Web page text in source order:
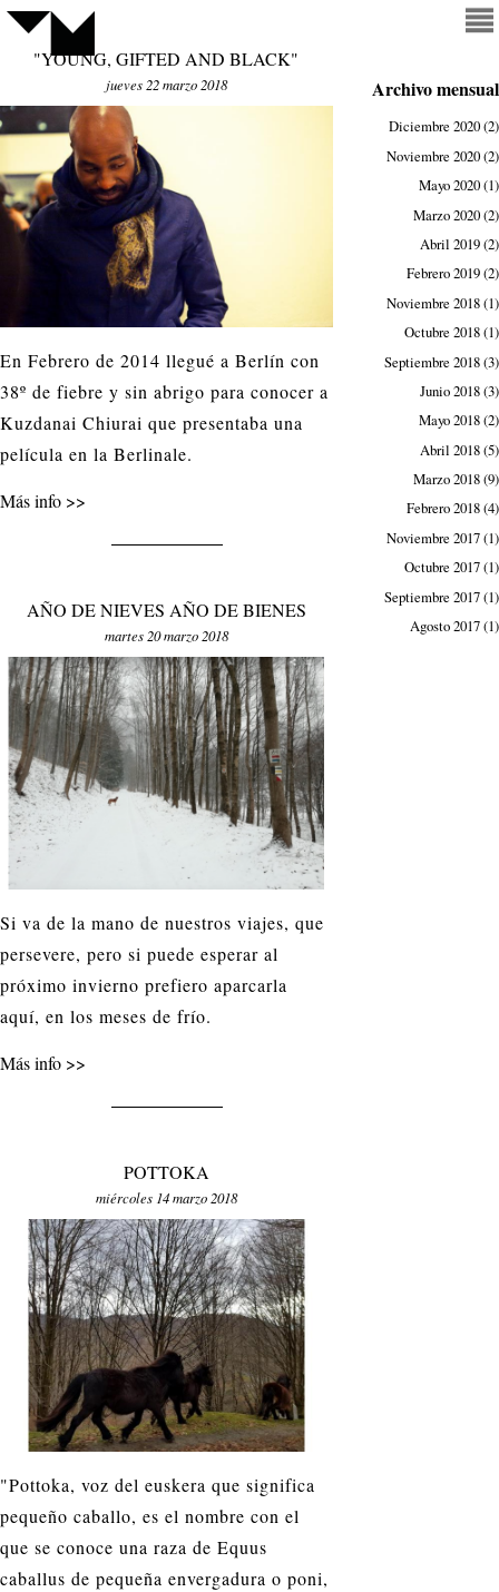
Archivo mensual
Diciembre 2020(2)
Noviembre 2020(2)
Mayo 2020(1)
Marzo 2020(2)
Abril 2019(2)
Febrero 2019(2)
Noviembre 2018(1)
Octubre 2018(1)
Septiembre 2018(3)
Junio 2018(3)
Mayo 2018(2)
Abril 2018(5)
Marzo 2018(9)
Febrero 2018(4)
Noviembre 2017(1)
Octubre 2017(1)
Septiembre 2017(1)
Agosto 2017(1)
"YOUNG, GIFTED AND BLACK"
jueves 22 marzo 2018
En Febrero de 2014 llegué a Berlín con
38º de fiebre y sin abrigo para conocer a
Kuzdanai Chiurai que presentaba una
película en la Berlinale.
Más info
AÑO DE NIEVES AÑO DE BIENES
martes 20 marzo 2018
Si va de la mano de nuestros viajes, que
persevere, pero si puede esperar al
próximo invierno prefiero aparcarla
aquí, en los meses de frío.
Más info
POTTOKA
miércoles 14 marzo 2018
"Pottoka, voz del euskera que significa
pequeño caballo, es el nombre con el
que se conoce una raza de Equus
caballus de pequeña envergadura o poni,